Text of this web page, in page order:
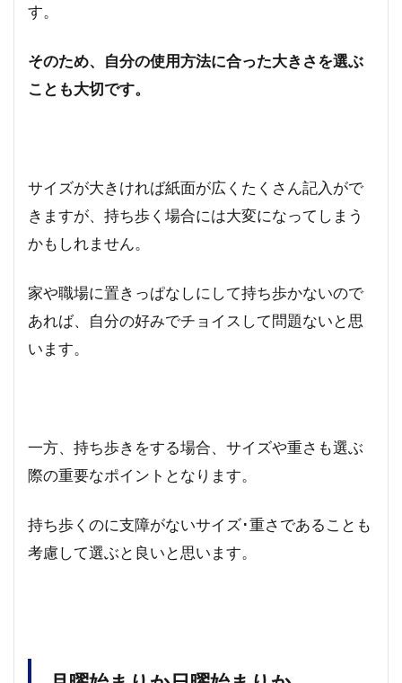
す。
そのため、自分の使用方法に合った大きさを選ぶ
ことも大切です。
サイズが大きければ紙面が広くたくさん記入がで
きますが、持ち歩く場合には大変になってしまう
かもしれません。
家や職場に置きっぱなしにして持ち歩かないので
あれば、自分の好みでチョイスして問題ないと思
います。
一方、持ち歩きをする場合、サイズや重さも選ぶ
際の重要なポイントとなります。
持ち歩くのに支障がないサイズ･重さであることも
考慮して選ぶと良いと思います。